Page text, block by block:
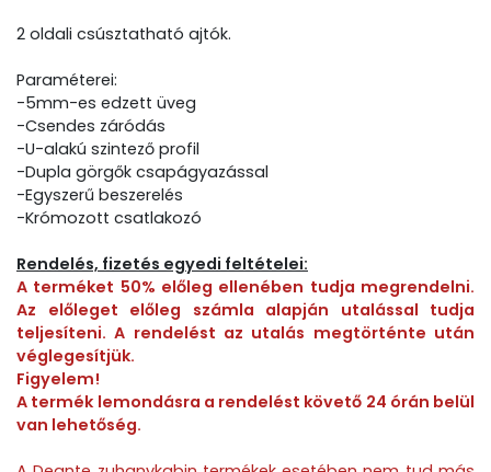
2 oldali csúsztatható ajtók.
Paraméterei:
-5mm-es edzett üveg
-Csendes záródás
-U-alakú szintező profil
-Dupla görgők csapágyazással
-Egyszerű beszerelés
-Krómozott csatlakozó
Rendelés, fizetés egyedi feltételei:
A terméket 50% előleg ellenében tudja megrendelni.
Az előleget előleg számla alapján utalással tudja
teljesíteni. A rendelést az utalás megtörténte után
véglegesítjük.
Figyelem!
A termék lemondásra a rendelést követő 24 órán belül
van lehetőség.